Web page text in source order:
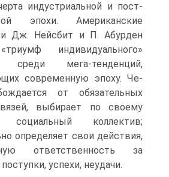
индустриальной и пост-
эпохи. Американские
Дж. Нейсбит и П. Абурден
индивидуального»
среди мега-тенденций,
современную эпоху. Че­
от обязательных
выбирает по своему
социальный коллектив;
определяет свои действия,
ответственность за
успехи, неудачи.